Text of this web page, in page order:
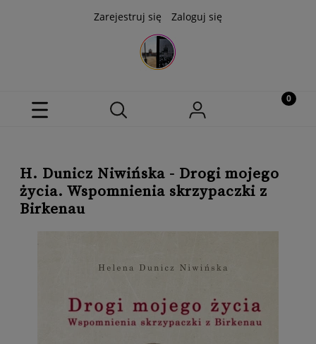
Zarejestruj się Zaloguj się
H. Dunicz Niwińska - Drogi mojego
życia. Wspomnienia skrzypaczki z
Birkenau